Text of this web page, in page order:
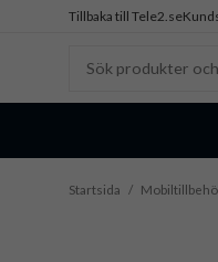
Tillbaka till Tele2.se
Startsida /